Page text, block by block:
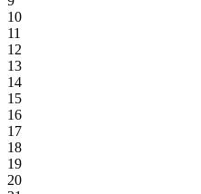
10
11
12
13
14
15
16
17
18
19
20